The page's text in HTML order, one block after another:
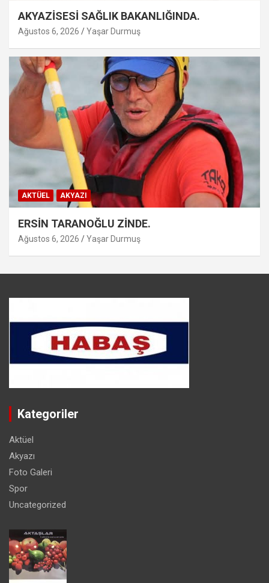
AKYAZİSESİ SAĞLIK BAKANLIĞINDA.
Ağustos 6, 2026 Yaşar Durmuş
AKTÜEL AKYAZI
ERSİN TARANOĞLU ZİNDE.
Ağustos 6, 2026 Yaşar Durmuş
Kategoriler
Aktüel
Akyazı
Foto Galeri
Spor
Uncategorized